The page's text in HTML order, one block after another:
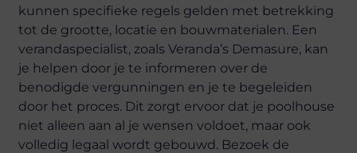
kunnen specifieke regels gelden met betrekking
tot de grootte, locatie en bouwmaterialen. Een
verandaspecialist, zoals Veranda’s Demasure, kan
je helpen door je te informeren over de
benodigde vergunningen en je te begeleiden
door het proces. Dit zorgt ervoor dat je poolhouse
niet alleen aan al je wensen voldoet, maar ook
volledig legaal wordt gebouwd. Bezoek de